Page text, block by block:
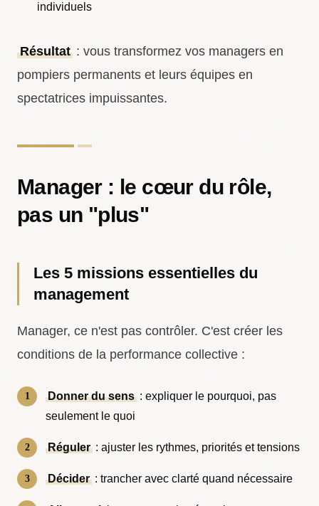
individuels
Résultat : vous transformez vos managers en
pompiers permanents et leurs équipes en
spectatrices impuissantes.
Manager : le cœur du rôle,
pas un "plus"
Les 5 missions essentielles du
management
Manager, ce n'est pas contrôler. C'est créer les
conditions de la performance collective :
Donner du sens : expliquer le pourquoi, pas
seulement le quoi
Réguler : ajuster les rythmes, priorités et tensions
Décider : trancher avec clarté quand nécessaire